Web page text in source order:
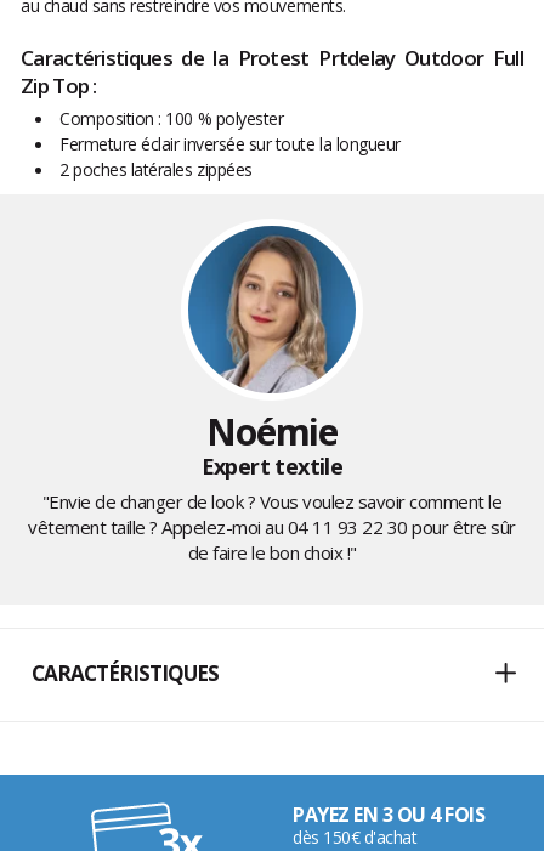
au chaud sans restreindre vos mouvements.
Caractéristiques de la Protest Prtdelay Outdoor Full
Zip Top :
Composition : 100 % polyester
Fermeture éclair inversée sur toute la longueur
2 poches latérales zippées
Noémie
Expert textile
"Envie de changer de look ? Vous voulez savoir comment le
vêtement taille ? Appelez-moi au 04 11 93 22 30 pour être sûr
de faire le bon choix !"
CARACTÉRISTIQUES
PAYEZ EN 3 OU 4 FOIS
dès 150€ d'achat